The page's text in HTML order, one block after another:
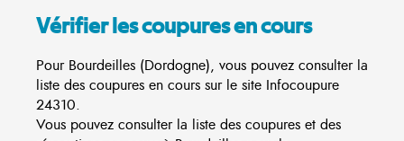
Vérifier les coupures en cours
Pour Bourdeilles (Dordogne), vous pouvez consulter la
liste des coupures en cours sur le site Infocoupure
24310.
Vous pouvez consulter la liste des coupures et des